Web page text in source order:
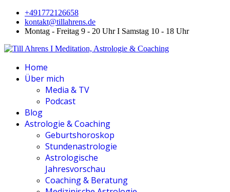
+491772126658
kontakt@tillahrens.de
Montag - Freitag 9 - 20 Uhr I Samstag 10 - 18 Uhr
Home
Über mich
Media & TV
Podcast
Blog
Astrologie & Coaching
Geburtshoroskop
Stundenastrologie
Astrologische
Jahresvorschau
Coaching & Beratung